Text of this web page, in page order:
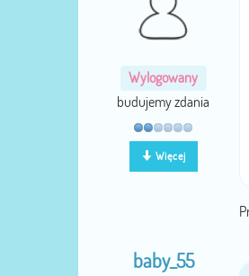
Wylogowany
budujemy zdania
Więcej
baby_55